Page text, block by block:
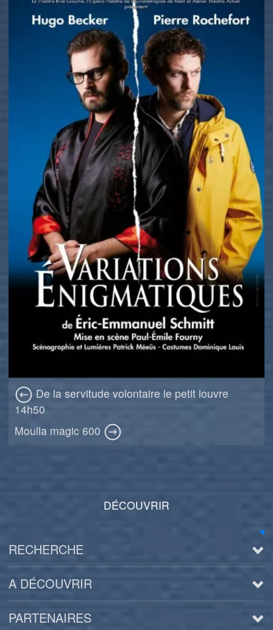
De la servitude volontaire le petit louvre
14h50
Moulla magic 600
DÉCOUVRIR
RECHERCHE
A DÉCOUVRIR
PARTENAIRES